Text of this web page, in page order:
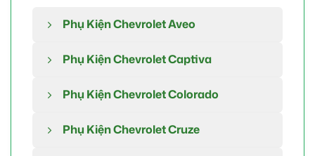
Phụ Kiện Chevrolet Aveo
Phụ Kiện Chevrolet Captiva
Phụ Kiện Chevrolet Colorado
Phụ Kiện Chevrolet Cruze